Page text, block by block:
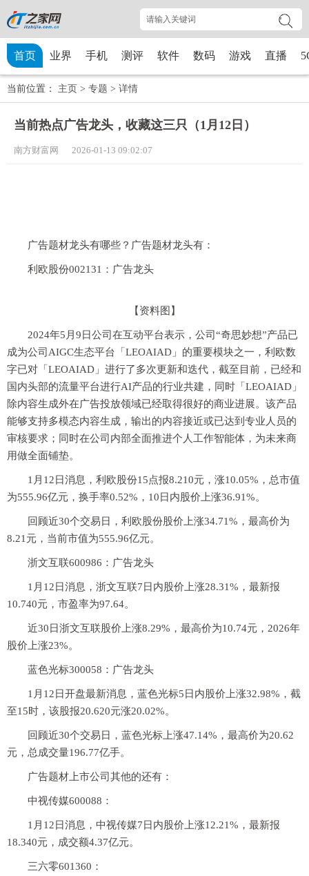
首页 业界 手机 测评 软件 数码 游戏 直播
当前位置： 主页 > 专题 > 详情
当前热点广告龙头，收藏这三只（1月12日）
南方财富网 2026-01-13 09:02:07
广告题材龙头有哪些？广告题材龙头有：
利欧股份002131：广告龙头
【资料图】
2024年5月9日公司在互动平台表示，公司“奇思妙想”产品已
成为公司AIGC生态平台「LEOAIAD」的重要模块之一，利欧数
字已对「LEOAIAD」进行了多次更新和迭代，截至目前，已经和
国内头部的流量平台进行AI产品的行业共建，同时「LEOAIAD」
除内容生成外在广告投放领域已经取得很好的商业进展。该产品
能够支持多模态内容生成，输出的内容接近或已达到专业人员的
审核要求；同时在公司内部全面推进个人工作智能体，为未来商
用做全面铺垫。
1月12日消息，利欧股份15点报8.210元，涨10.05%，总市值
为555.96亿元，换手率0.52%，10日内股价上涨36.91%。
回顾近30个交易日，利欧股份股价上涨34.71%，最高价为
8.21元，当前市值为555.96亿元。
浙文互联600986：广告龙头
1月12日消息，浙文互联7日内股价上涨28.31%，最新报
10.740元，市盈率为97.64。
近30日浙文互联股价上涨8.29%，最高价为10.74元，2026年
股价上涨23%。
蓝色光标300058：广告龙头
1月12日开盘最新消息，蓝色光标5日内股价上涨32.98%，截
至15时，该股报20.620元涨20.02%。
回顾近30个交易日，蓝色光标上涨47.14%，最高价为20.62
元，总成交量196.77亿手。
广告题材上市公司其他的还有：
中视传媒600088：
1月12日消息，中视传媒7日内股价上涨12.21%，最新报
18.340元，成交额4.37亿元。
三六零601360：